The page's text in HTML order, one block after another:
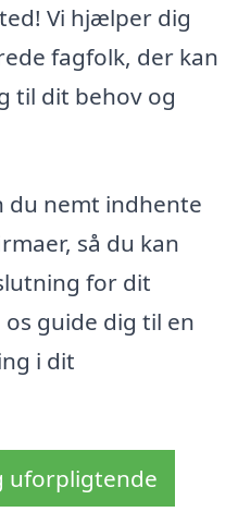
Vi hjælper dig
fagfolk, der kan
til dit behov og
du nemt indhente
så du kan
for dit
guide dig til en
i dit
uforpligtende